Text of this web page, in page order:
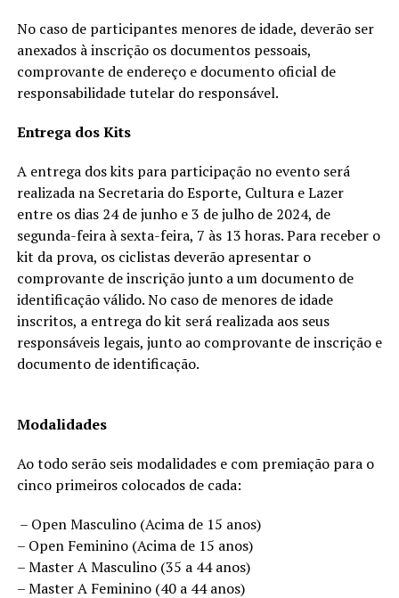
No caso de participantes menores de idade, deverão ser
anexados à inscrição os documentos pessoais,
comprovante de endereço e documento oficial de
responsabilidade tutelar do responsável.
Entrega dos Kits
A entrega dos kits para participação no evento será
realizada na Secretaria do Esporte, Cultura e Lazer
entre os dias 24 de junho e 3 de julho de 2024, de
segunda-feira à sexta-feira, 7 às 13 horas. Para receber o
kit da prova, os ciclistas deverão apresentar o
comprovante de inscrição junto a um documento de
identificação válido. No caso de menores de idade
inscritos, a entrega do kit será realizada aos seus
responsáveis legais, junto ao comprovante de inscrição e
documento de identificação.
Modalidades
Ao todo serão seis modalidades e com premiação para o
cinco primeiros colocados de cada:
– Open Masculino (Acima de 15 anos)
– Open Feminino (Acima de 15 anos)
– Master A Masculino (35 a 44 anos)
– Master A Feminino (40 a 44 anos)